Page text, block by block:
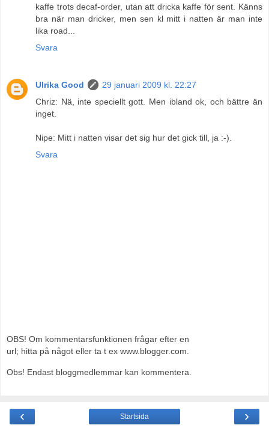
kaffe trots decaf-order, utan att dricka kaffe för sent. Känns
bra när man dricker, men sen kl mitt i natten är man inte
lika road...
Svara
Ulrika Good
29 januari 2009 kl. 22:27
Chriz: Nä, inte speciellt gott. Men ibland ok, och bättre än
inget.
Nipe: Mitt i natten visar det sig hur det gick till, ja :-).
Svara
OBS! Om kommentarsfunktionen frågar efter en
url; hitta på något eller ta t ex www.blogger.com.
Obs! Endast bloggmedlemmar kan kommentera.
‹ ›
Startsida